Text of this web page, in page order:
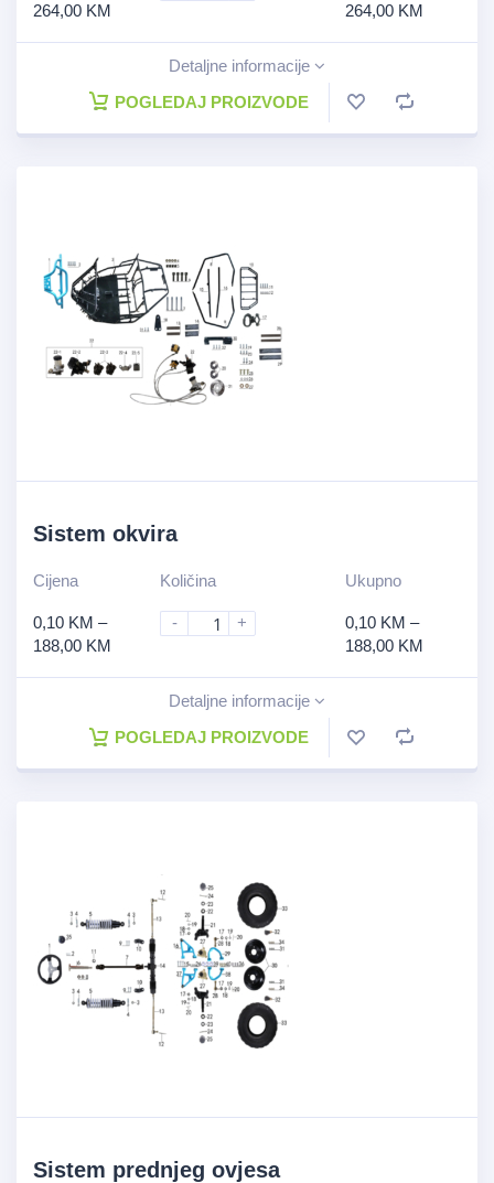
264,00 KM
264,00 KM
Detaljne informacije
POGLEDAJ PROIZVODE
Sistem okvira
Cijena
0,10 KM –
188,00 KM
Količina
- +
Ukupno
0,10 KM –
188,00 KM
Detaljne informacije
POGLEDAJ PROIZVODE
Sistem prednjeg ovjesa